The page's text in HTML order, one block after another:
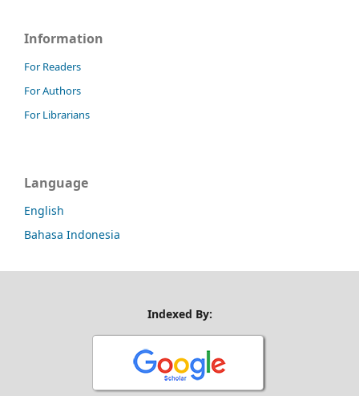
Information
For Readers
For Authors
For Librarians
Language
English
Bahasa Indonesia
Indexed By: